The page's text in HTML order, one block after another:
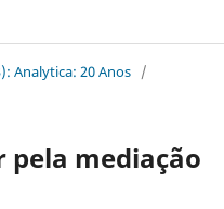
Analytica: 20 Anos /
pela mediação